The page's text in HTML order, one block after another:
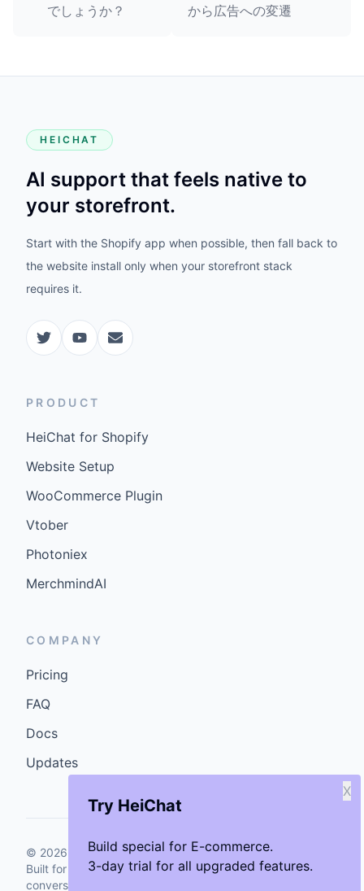
Try HeiChat
Build special for E-commerce.
3-day trial for all upgraded features.
X
でしょうか？
から広告への変遷
HEICHAT
AI support that feels native to
your storefront.
Start with the Shopify app when possible, then fall back to
the website install only when your storefront stack
requires it.
PRODUCT
HeiChat for Shopify
Website Setup
WooCommerce Plugin
Vtober
Photoniex
MerchmindAI
COMPANY
Pricing
FAQ
Docs
Updates
© 2026 GenCybers Inc. All rights reserved.
Built for storefronts that want faster answers and cleaner
conversions.